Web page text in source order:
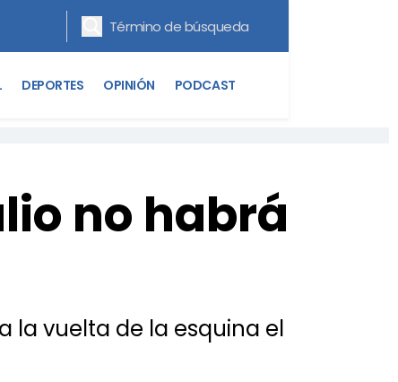
DEPORTES OPINIÓN PODCAST
no habrá
la vuelta de la esquina el